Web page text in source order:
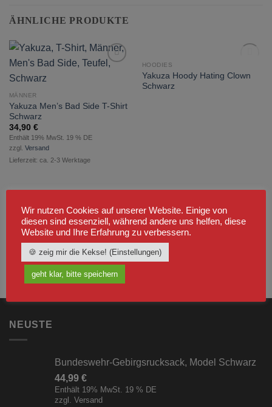
ÄHNLICHE PRODUKTE
MÄNNER
Yakuza Men’s Bad Side T-Shirt
Schwarz
34,90 €
Enthält 19% MwSt. 19 % DE
zzgl. Versand
Lieferzeit: ca. 2-3 Werktage
Wunschliste
NICHT VORRÄTIG
HOODIES
Yakuza Hoody Hating Clown
Schwarz
NEUSTE
Bundeswehr-Gebirgsrucksack, Model Schwarz
44,99 €
Enthält 19% MwSt. 19 % DE
zzgl. Versand
Wir nutzen Cookies auf unserer Website. Einige von
diesen sind essenziell, während andere uns helfen, diese
Website und Ihre Erfahrung zu verbessern.
🍪 zeig mir die Kekse! (Einstellungen)
geht klar, bitte speichern